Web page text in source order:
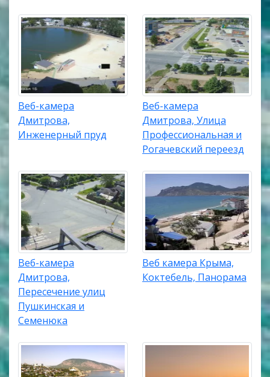
Веб-камера
Дмитрова,
Инженерный пруд
Веб-камера
Дмитрова, Улица
Профессиональная и
Рогачевский переезд
Веб-камера
Дмитрова,
Пересечение улиц
Пушкинская и
Семенюка
Веб камера Крыма,
Коктебель, Панорама